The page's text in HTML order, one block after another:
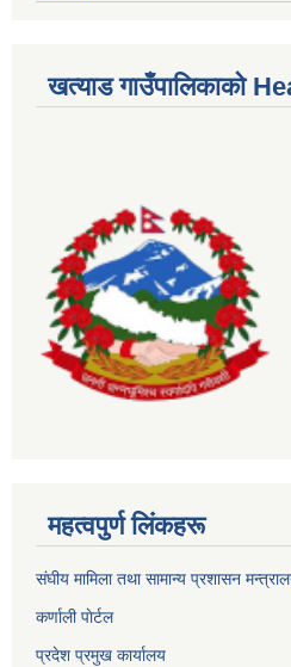
खत्याड गाउँपालिकाकाे
महत्वपुर्ण लिंकहरू
संघीय मामिला तथा सामान्य प्रशासन
कर्णाली पाेर्टल
प्रदेश प्रमुख कार्यालय